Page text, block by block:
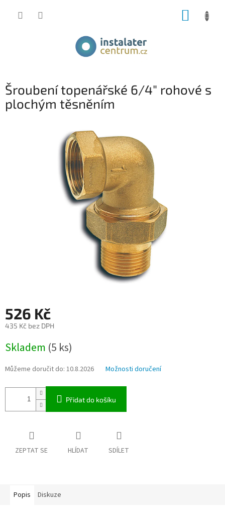
Šroubení topenářské 6/4" rohové s
plochým těsněním
526 Kč
435 Kč bez DPH
cena:
Skladem (5 ks)
Můžeme doručit do: 10.8.2026 Možnosti doručení
Přidat do košíku
ZEPTAT SE HLÍDAT SDÍLET
Popis Diskuze